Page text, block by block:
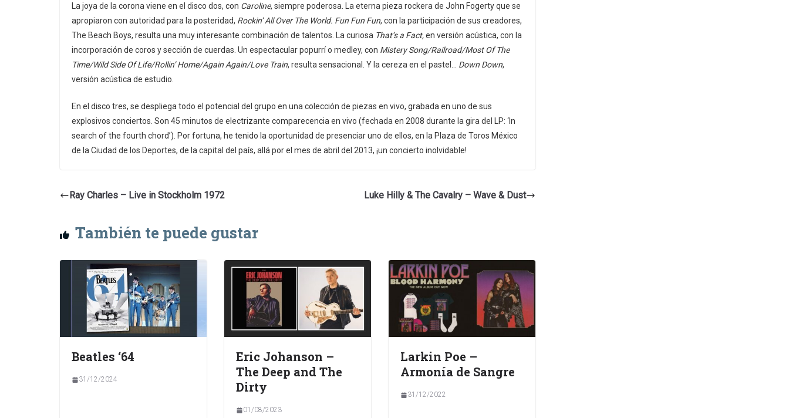
La joya de la corona viene en el disco dos, con Caroline, siempre poderosa. La eterna pieza rockera de John Fogerty que se
apropiaron con autoridad para la posteridad, Rockin’ All Over The World. Fun Fun Fun, con la participación de sus creadores,
The Beach Boys, resulta una muy interesante combinación de talentos. La curiosa That’s a Fact,en versión acústica, con la
incorporación de coros y sección de cuerdas. Un espectacular popurrí o medley, con Mistery Song/Railroad/Most Of The
Time/Wild Side Of Life/Rollin’ Home/Again Again/Love Train, resulta sensacional. Y la cereza en el pastel… Down Down,
versión acústica de estudio.
En el disco tres, se despliega todo el potencial del grupo en una colección de piezas en vivo, grabada en uno de sus
explosivos conciertos. Son 45 minutos de electrizante comparecencia en vivo (fechada en 2008 durante la gira del LP: ‘In
search of the fourth chord’). Por fortuna, he tenido la oportunidad de presenciar uno de ellos, en la Plaza de Toros México
de la Ciudad de los Deportes, de la capital del país, allá por el mes de abril del 2013, ¡un concierto inolvidable!
Ray Charles – Live in Stockholm 1972 Luke Hilly & The Cavalry – Wave & Dust
También te puede gustar
Beatles ‘64
31/12/2024
Eric Johanson –
The Deep and The
Dirty
01/08/2023
Larkin Poe –
Armonía de Sangre
31/12/2022